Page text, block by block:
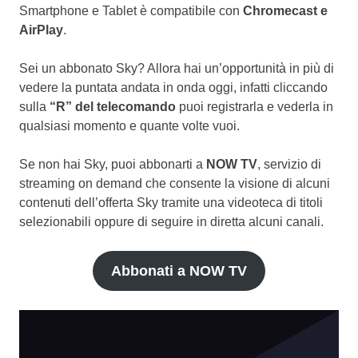
Smartphone e Tablet è compatibile con Chromecast e
AirPlay.
Sei un abbonato Sky? Allora hai un’opportunità in più di
vedere la puntata andata in onda oggi, infatti cliccando
sulla “R” del telecomando puoi registrarla e vederla in
qualsiasi momento e quante volte vuoi.
Se non hai Sky, puoi abbonarti a NOW TV, servizio di
streaming on demand che consente la visione di alcuni
contenuti dell’offerta Sky tramite una videoteca di titoli
selezionabili oppure di seguire in diretta alcuni canali.
Abbonati a NOW TV